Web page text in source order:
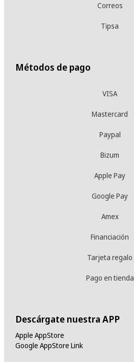
Correos
Tipsa
Métodos de pago
VISA
Mastercard
Paypal
Bizum
Apple Pay
Google Pay
Amex
Financiación
Tarjeta regalo
Pago en tienda
Descárgate nuestra APP
Apple AppStore
Google AppStore Link